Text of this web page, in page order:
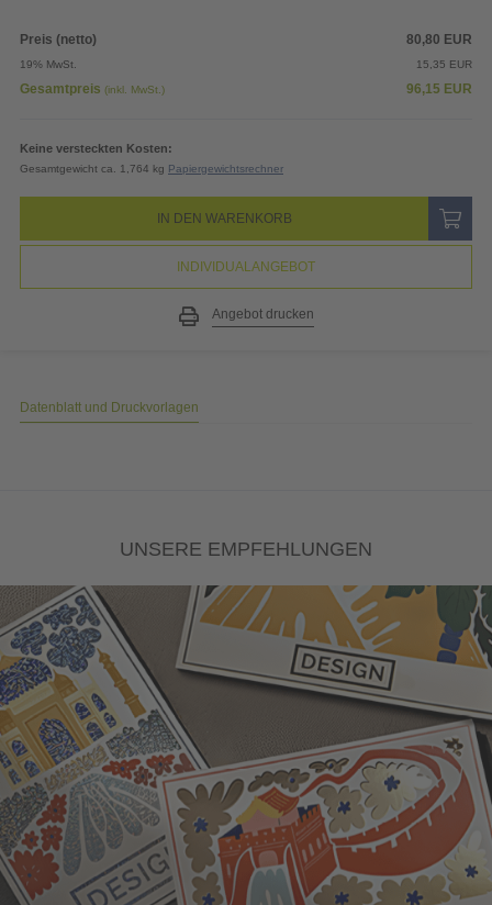
Preis (netto) 80,80 EUR
19% MwSt. 15,35 EUR
Gesamtpreis (inkl. MwSt.) 96,15 EUR
Keine versteckten Kosten:
Gesamtgewicht ca. 1,764 kg Papiergewichtsrechner
IN DEN WARENKORB
INDIVIDUALANGEBOT
Angebot drucken
Datenblatt und Druckvorlagen
UNSERE EMPFEHLUNGEN